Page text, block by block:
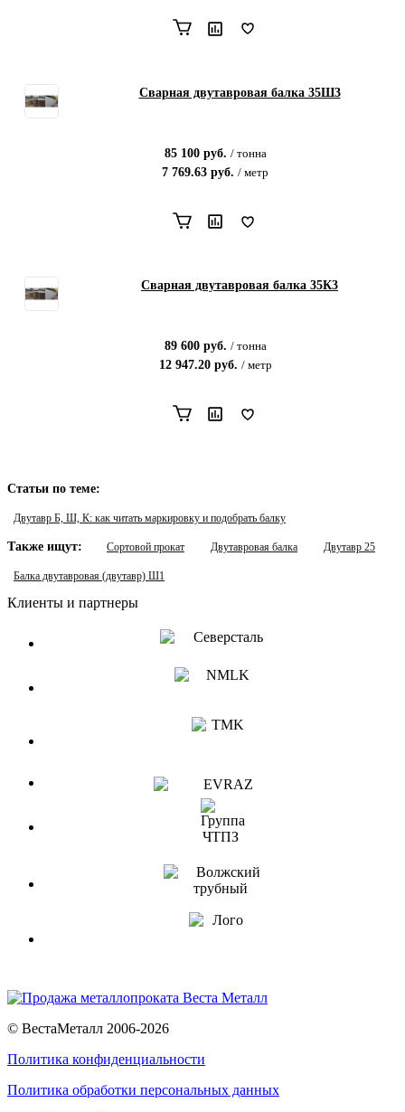
Сварная двутавровая балка 35Ш3
85 100руб. / тонна
7 769.63 руб. / метр
Сварная двутавровая балка 35К3
89 600руб. / тонна
12 947.20руб. / метр
Статьи по теме:
Двутавр Б, Ш, К: как читать маркировку и подобрать балку
Также ищут: Сортовой прокат Двутавровая балка Двутавр 25
Балка двутавровая (двутавр) Ш1
Клиенты и партнеры
© ВестаМеталл 2006-2026
Политика конфиденциальности
Политика обработки персональных данных